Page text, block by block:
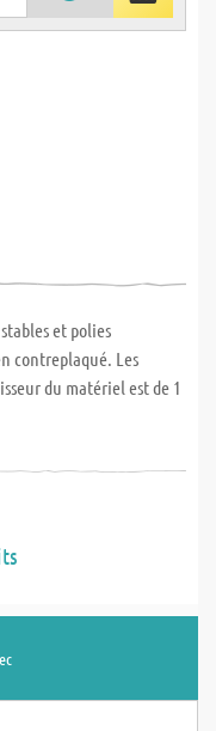
et polies
contreplaqué. Les
du matériel est de 1